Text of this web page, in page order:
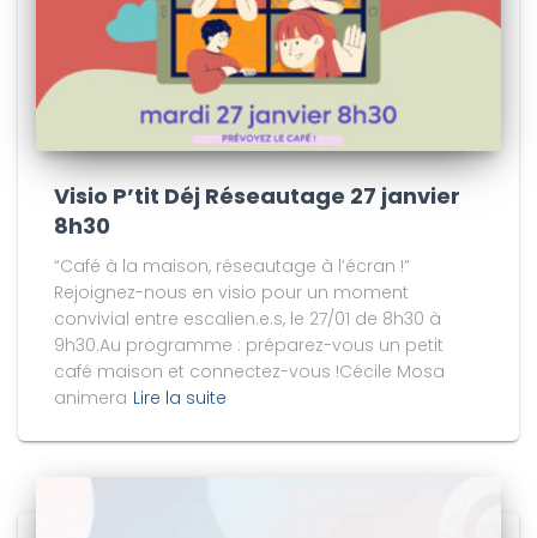
Visio P’tit Déj Réseautage 27 janvier
8h30
“Café à la maison, réseautage à l’écran !”
Rejoignez-nous en visio pour un moment
convivial entre escalien.e.s, le 27/01 de 8h30 à
9h30.Au programme : préparez-vous un petit
café maison et connectez-vous !Cécile Mosa
animera Lire la suite